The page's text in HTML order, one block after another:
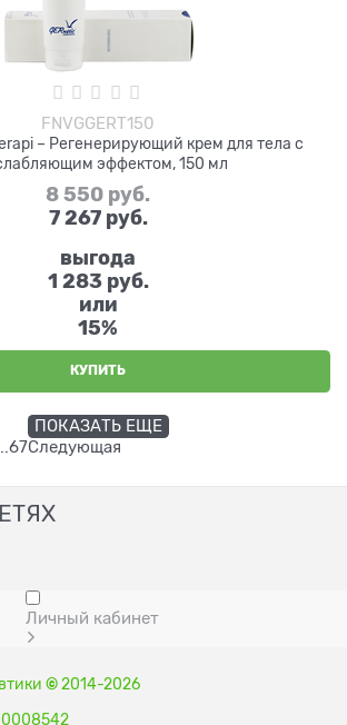
FNVGGERT150
для тела с
эффектом, 150 мл
8 550 руб.
7 267 руб.
выгода
1 283 руб.
или
15%
КУПИТЬ
ПОКАЗАТЬ ЕЩЕ
67Следующая
Личный кабинет
© 2014-2026